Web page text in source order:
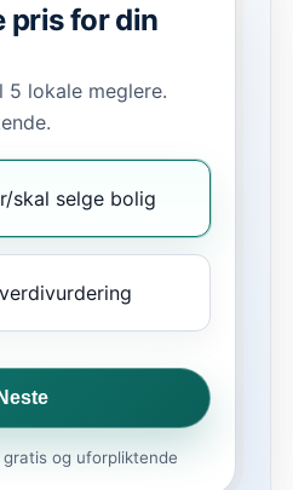
pris for din
lokale meglere.
skal selge bolig
Neste
og uforpliktende